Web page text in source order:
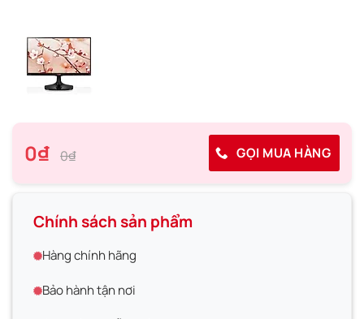
0₫ 0₫ GỌI MUA HÀNG
Chính sách sản phẩm
Hàng chính hãng
Bảo hành tận nơi